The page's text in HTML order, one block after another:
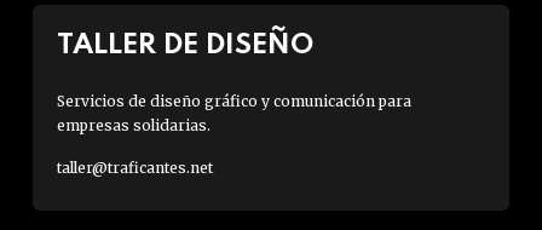
TALLER DE DISEÑO
Servicios de diseño gráfico y comunicación para
empresas solidarias.
taller@traficantes.net